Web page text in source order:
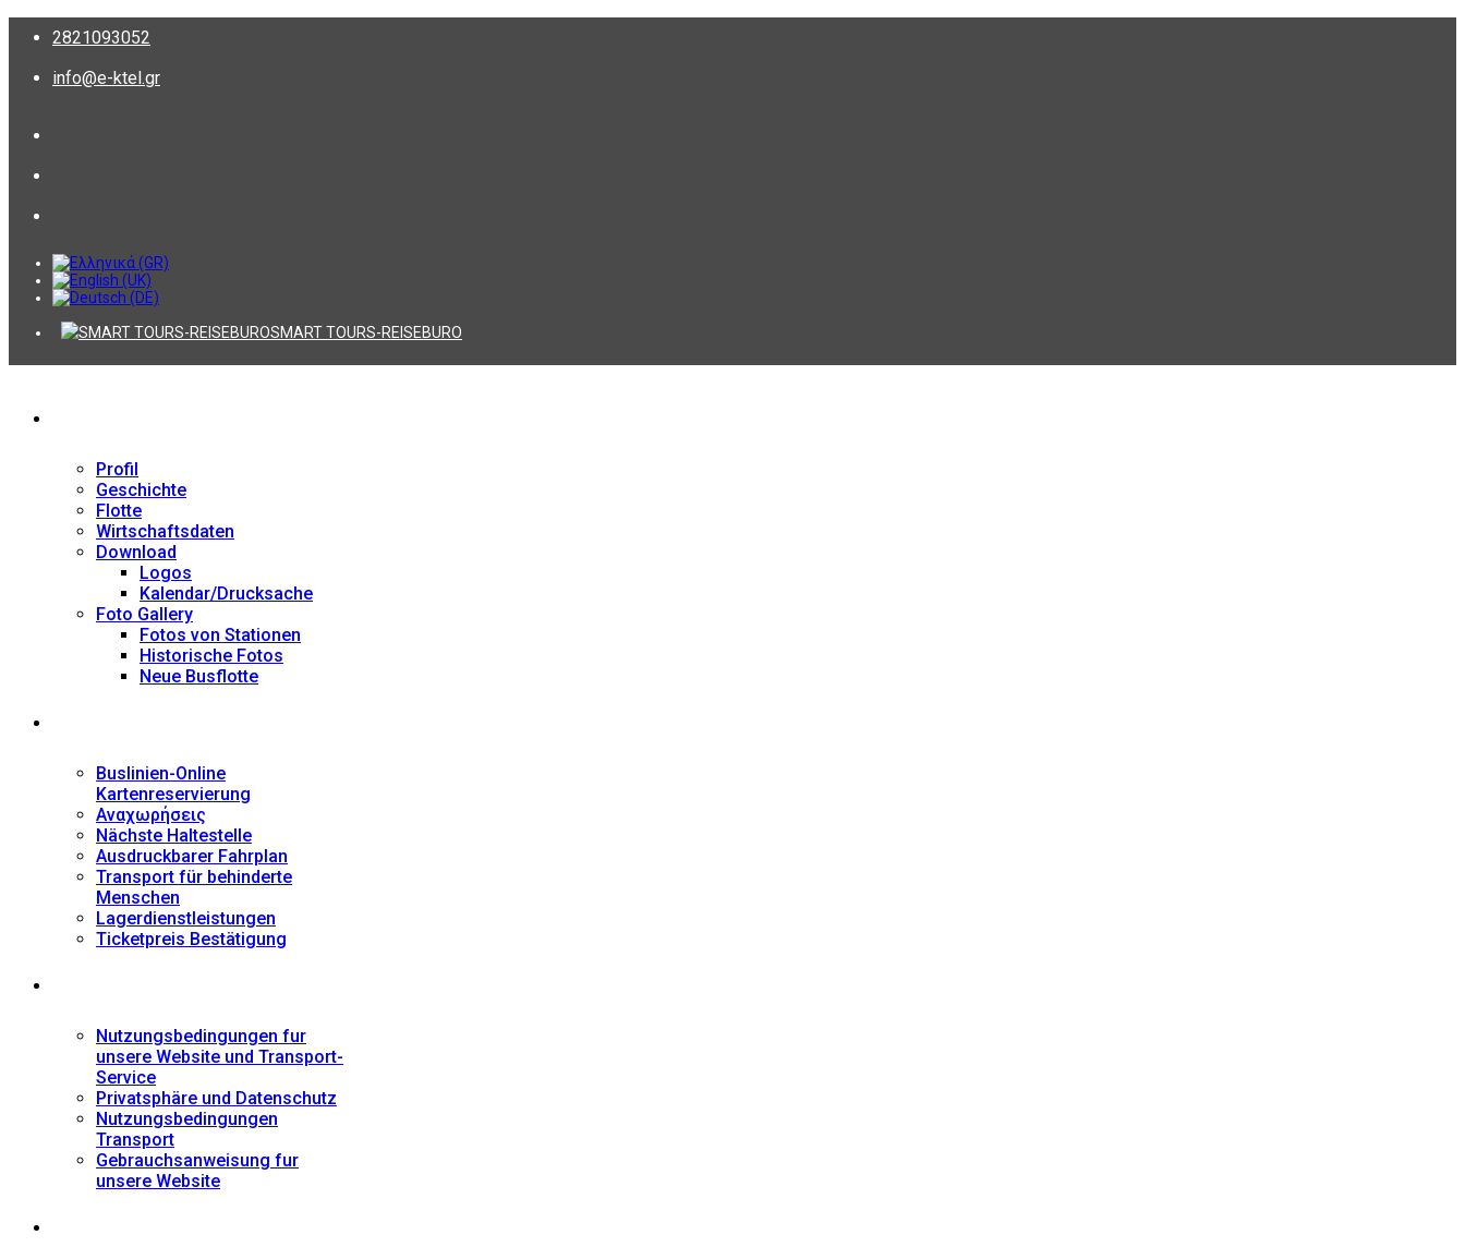
2821093052
info@e-ktel.gr
SMART TOURS-REISEBURO
Profil
Geschichte
Flotte
Wirtschaftsdaten
Download
Logos
Kalendar/Drucksache
Foto Gallery
Fotos von Stationen
Historische Fotos
Neue Busflotte
Buslinien-Online
Kartenreservierung
Αναχωρήσεις
Nächste Haltestelle
Αusdruckbarer Fahrplan
Transport für behinderte
Menschen
Lagerdienstleistungen
Ticketpreis Bestätigung
Nutzungsbedingungen fur
unsere Website und Transport-
Service
Privatsphäre und Datenschutz
Nutzungsbedingungen
Transport
Gebrauchsanweisung fur
unsere Website